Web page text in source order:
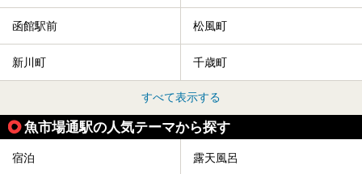
函館駅前 松風町
新川町 千歳町
すべて表示する
魚市場通駅の人気テーマから探す
宿泊 露天風呂